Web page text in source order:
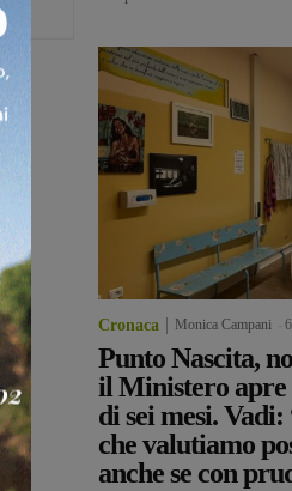
Cronaca Monica Campani
Punto Nascita,
il Ministero
di sei mesi.
che valutiamo
anche se con